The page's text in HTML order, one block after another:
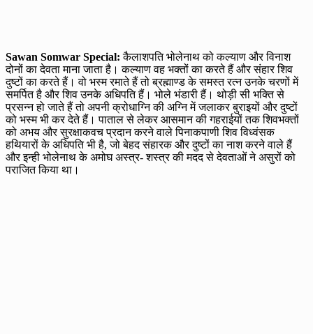
Sawan Somwar Special:कैलाशपति भोलेनाथ को कल्याण और विनाश
दोनों का देवता माना जाता है। कल्याण वह भक्तों का करते हैं और संहार शिव
दुष्टों का करते हैं। वो भस्म रमाते हैं तो ब्रह्माण्ड के समस्त रत्न उनके चरणों में
समर्पित है और शिव उनके अधिपति हैं। भोले भंडारी हैं। थोड़ी सी भक्ति से
प्रसन्न हो जाते हैं तो अपनी क्रोधाग्नि की अग्नि में जलाकर बुराइयों और दुष्टों
को भस्म भी कर देते हैं। पाताल से लेकर आसमान की गहराईयों तक शिवभक्तों
को अभय और सुरक्षाकवच प्रदान करने वाले पिनाकपाणी शिव विध्वंसक
हथियारों के अधिपति भी है, जो बेहद संहारक और दुष्टों का नाश करने वाले हैं
और इन्ही भोलेनाथ के अमोघ अस्त्र- शस्त्र की मदद से देवताओं ने असुरों को
पराजित किया था।